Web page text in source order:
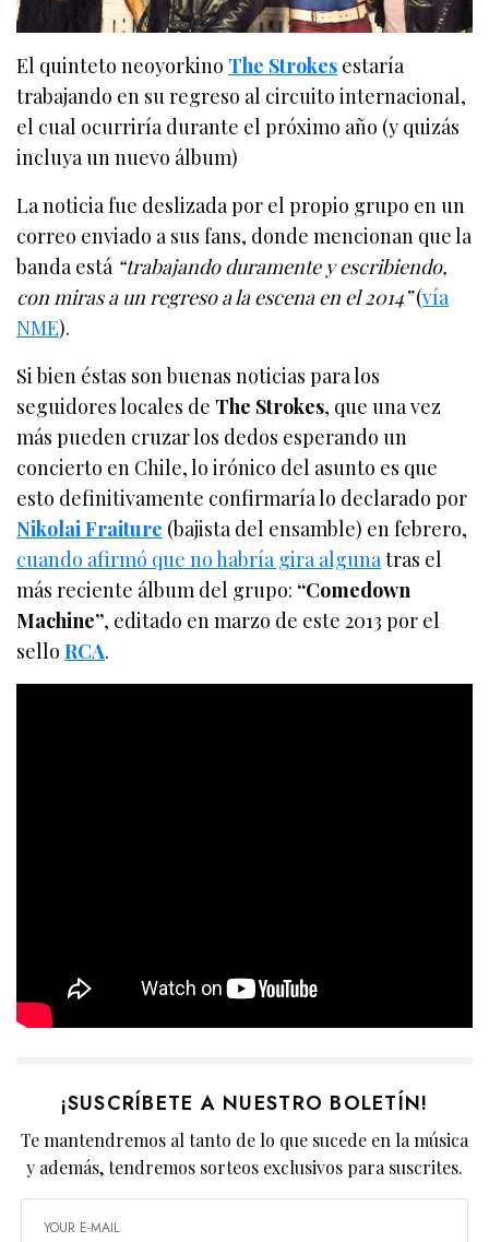
El quinteto neoyorkino The Strokes estaría
trabajando en su regreso al circuito internacional,
el cual ocurriría durante el próximo año (y quizás
incluya un nuevo álbum)
La noticia fue deslizada por el propio grupo en un
correo enviado a sus fans, donde mencionan que la
banda está “trabajando duramente y escribiendo,
con miras a un regreso a la escena en el 2014”(vía
NME).
Si bien éstas son buenas noticias para los
seguidores locales de The Strokes, que una vez
más pueden cruzar los dedos esperando un
concierto en Chile, lo irónico del asunto es que
esto definitivamente confirmaría lo declarado por
Nikolai Fraiture (bajista del ensamble) en febrero,
cuando afirmó que no habría gira alguna tras el
más reciente álbum del grupo: “Comedown
Machine”, editado en marzo de este 2013 por el
selloRCA.
¡SUSCRÍBETE A NUESTRO BOLETÍN!
Te mantendremos al tanto de lo que sucede en la música
y además, tendremos sorteos exclusivos para suscrites.